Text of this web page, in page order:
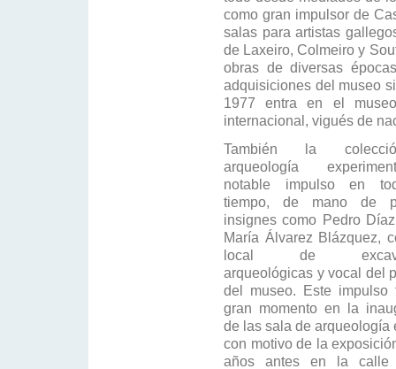
como gran impulsor de
salas para artistas
de Laxeiro, Colmeiro y
obras de diversas
adquisiciones del museo
1977 entra en el
internacional, vigués de
También la
arqueología
notable impulso en
tiempo, de mano de
insignes como Pedro
María Álvarez Blázquez,
local de
arqueológicas y vocal del
del museo. Este impulso
gran momento en la
de las sala de arqueología
con motivo de la
años antes en la calle